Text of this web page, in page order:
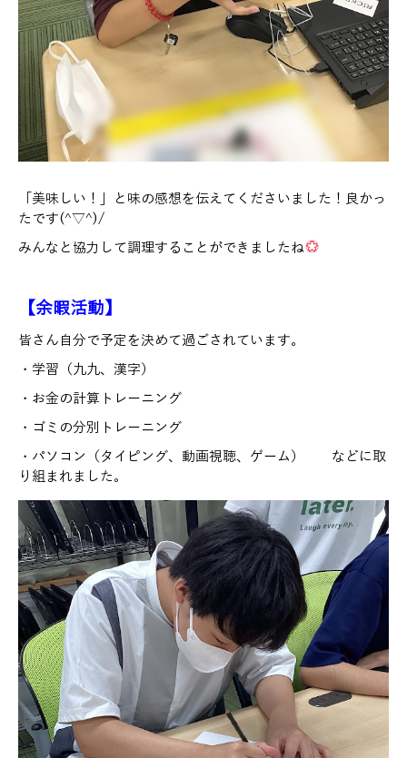
「美味しい！」と味の感想を伝えてくださいました！良かっ
たです(^▽^)/
みんなと協力して調理することができましたね
【余暇活動】
皆さん自分で予定を決めて過ごされています。
・学習（九九、漢字）
・お金の計算トレーニング
・ゴミの分別トレーニング
・パソコン（タイピング、動画視聴、ゲーム） などに取
り組まれました。